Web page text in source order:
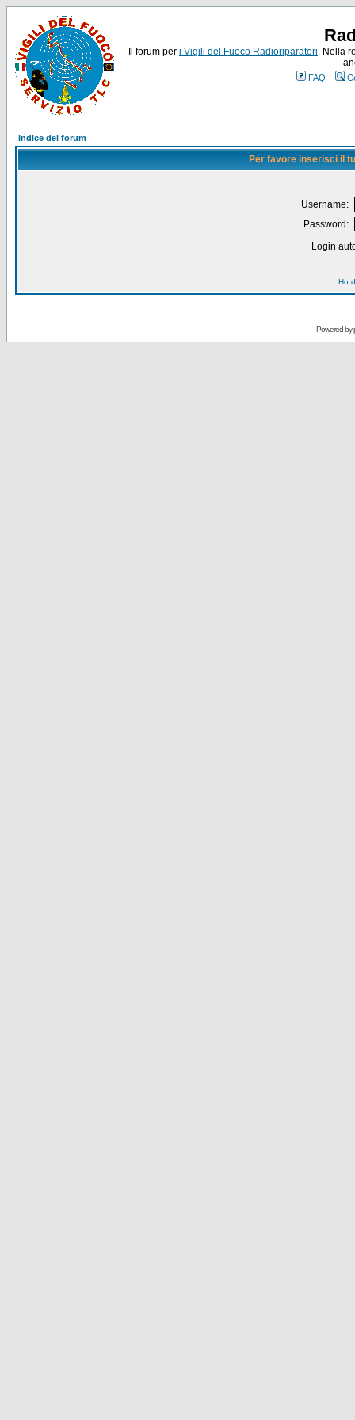
Il forum per i Vigili del Fuoco Radioriparatori. Nella
FAQ
Indice del forum
Per favore inserisci il
Username:
Password:
Login
Ho
Powered by